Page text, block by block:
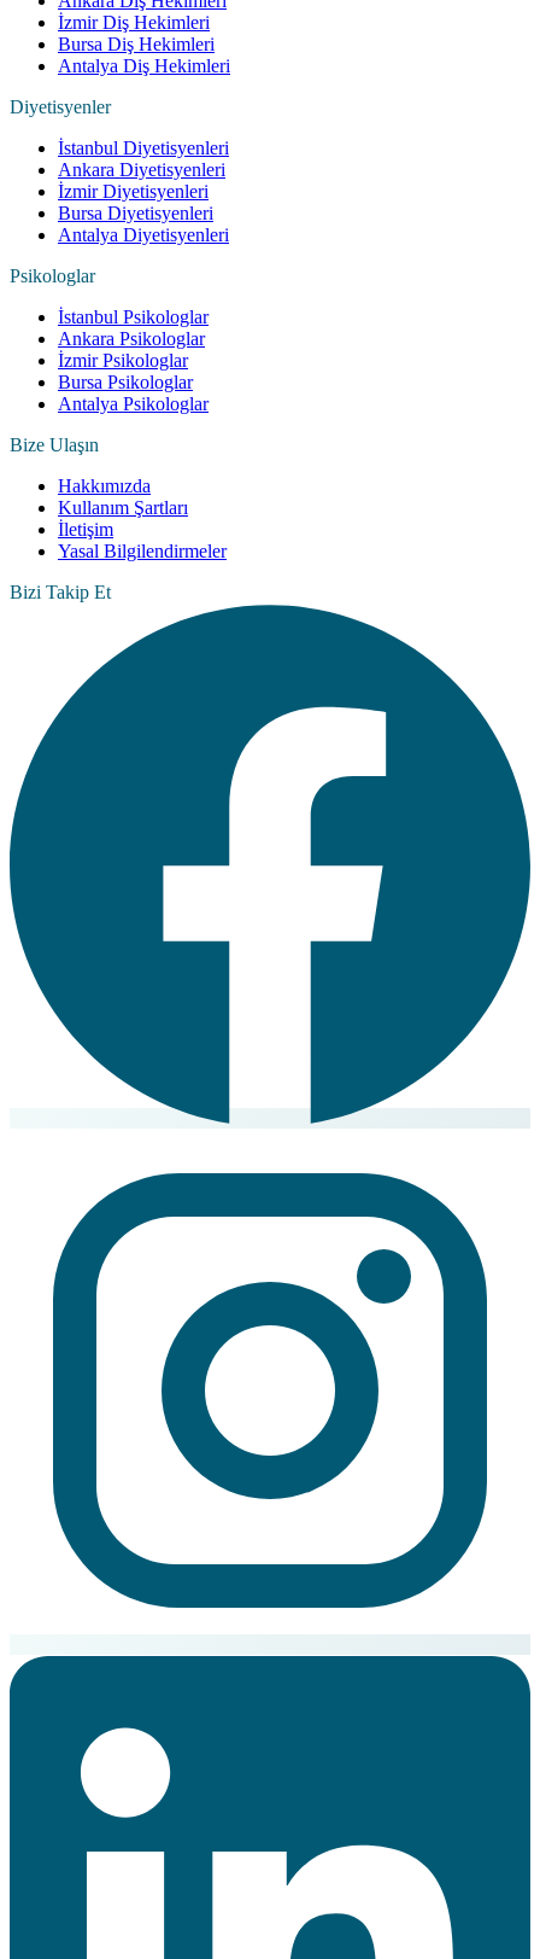
İzmir Diş Hekimleri
Bursa Diş Hekimleri
Antalya Diş Hekimleri
Diyetisyenler
İstanbul Diyetisyenleri
Ankara Diyetisyenleri
İzmir Diyetisyenleri
Bursa Diyetisyenleri
Antalya Diyetisyenleri
Psikologlar
İstanbul Psikologlar
Ankara Psikologlar
İzmir Psikologlar
Bursa Psikologlar
Antalya Psikologlar
Bize Ulaşın
Hakkımızda
Kullanım Şartları
İletişim
Yasal Bilgilendirmeler
Bizi Takip Et